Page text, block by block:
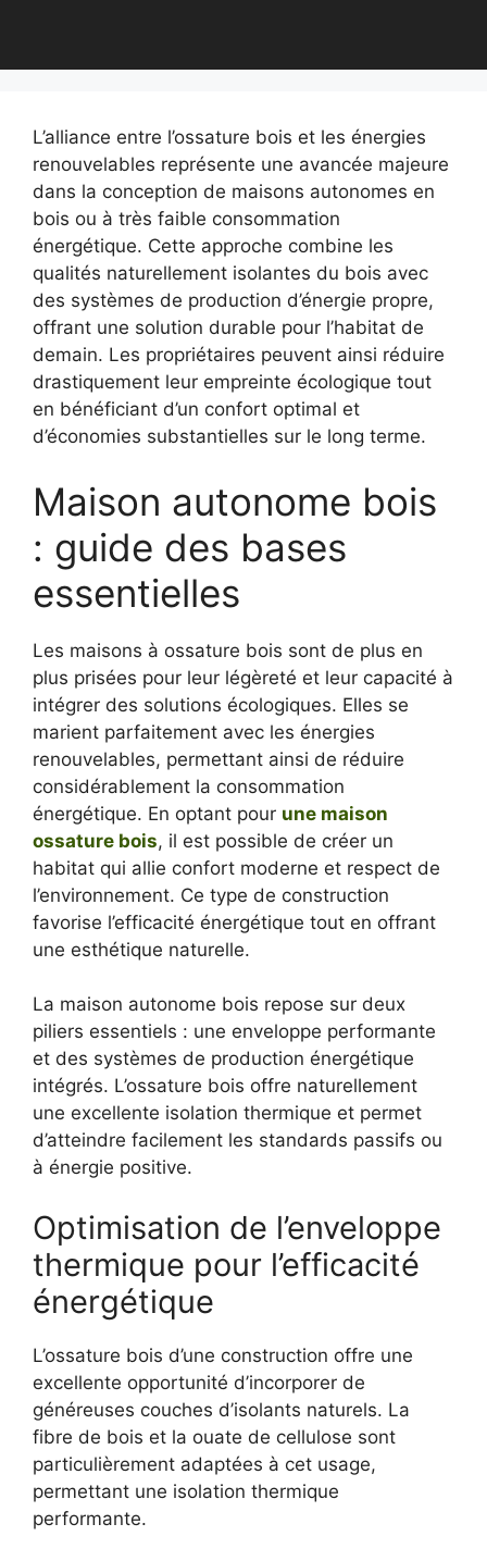
L’alliance entre l’ossature bois et les énergies
renouvelables représente une avancée majeure
dans la conception de maisons autonomes en
bois ou à très faible consommation
énergétique. Cette approche combine les
qualités naturellement isolantes du bois avec
des systèmes de production d’énergie propre,
offrant une solution durable pour l’habitat de
demain. Les propriétaires peuvent ainsi réduire
drastiquement leur empreinte écologique tout
en bénéficiant d’un confort optimal et
d’économies substantielles sur le long terme.
Maison autonome bois
: guide des bases
essentielles
Les maisons à ossature bois sont de plus en
plus prisées pour leur légèreté et leur capacité à
intégrer des solutions écologiques. Elles se
marient parfaitement avec les énergies
renouvelables, permettant ainsi de réduire
considérablement la consommation
énergétique. En optant pour une maison
ossature bois, il est possible de créer un
habitat qui allie confort moderne et respect de
l’environnement. Ce type de construction
favorise l’efficacité énergétique tout en offrant
une esthétique naturelle.
La maison autonome bois repose sur deux
piliers essentiels : une enveloppe performante
et des systèmes de production énergétique
intégrés. L’ossature bois offre naturellement
une excellente isolation thermique et permet
d’atteindre facilement les standards passifs ou
à énergie positive.
Optimisation de l’enveloppe
thermique pour l’efficacité
énergétique
L’ossature bois d’une construction offre une
excellente opportunité d’incorporer de
généreuses couches d’isolants naturels. La
fibre de bois et la ouate de cellulose sont
particulièrement adaptées à cet usage,
permettant une isolation thermique
performante.